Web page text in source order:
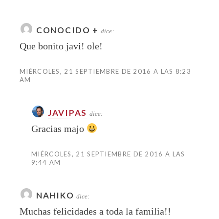
CONOCIDO + dice:
Que bonito javi! ole!
MIÉRCOLES, 21 SEPTIEMBRE DE 2016 A LAS 8:23
AM
JAVIPAS dice:
Gracias majo
MIÉRCOLES, 21 SEPTIEMBRE DE 2016 A LAS
9:44 AM
NAHIKO dice:
Muchas felicidades a toda la familia!!